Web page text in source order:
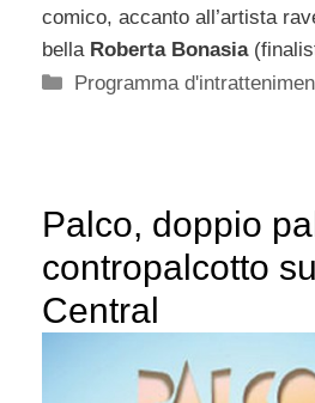
comico, accanto all’artista
bella Roberta Bonasia
Categorie
Programma
Palco, doppio
contropalcotto
Central